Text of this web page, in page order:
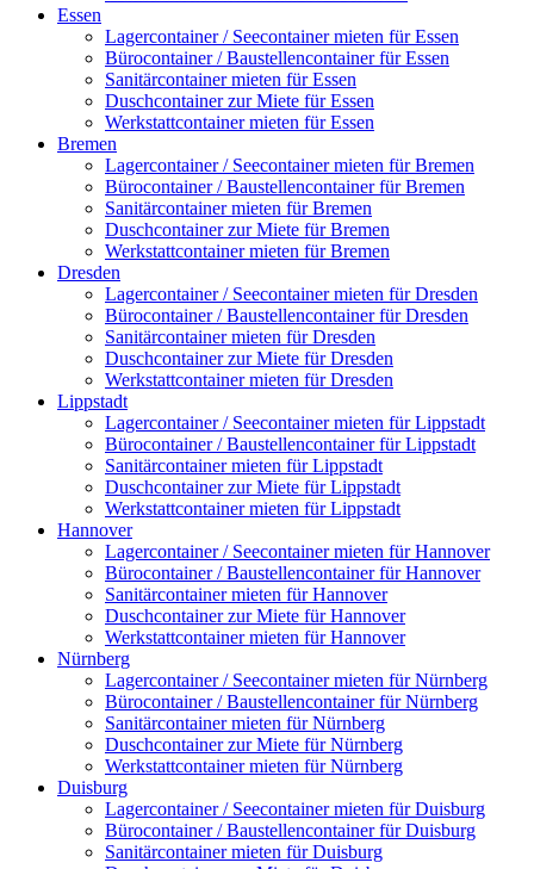
Essen
Lagercontainer / Seecontainer mieten für Essen
Bürocontainer / Baustellencontainer für Essen
Sanitärcontainer mieten für Essen
Duschcontainer zur Miete für Essen
Werkstattcontainer mieten für Essen
Bremen
Lagercontainer / Seecontainer mieten für Bremen
Bürocontainer / Baustellencontainer für Bremen
Sanitärcontainer mieten für Bremen
Duschcontainer zur Miete für Bremen
Werkstattcontainer mieten für Bremen
Dresden
Lagercontainer / Seecontainer mieten für Dresden
Bürocontainer / Baustellencontainer für Dresden
Sanitärcontainer mieten für Dresden
Duschcontainer zur Miete für Dresden
Werkstattcontainer mieten für Dresden
Lippstadt
Lagercontainer / Seecontainer mieten für Lippstadt
Bürocontainer / Baustellencontainer für Lippstadt
Sanitärcontainer mieten für Lippstadt
Duschcontainer zur Miete für Lippstadt
Werkstattcontainer mieten für Lippstadt
Hannover
Lagercontainer / Seecontainer mieten für Hannover
Bürocontainer / Baustellencontainer für Hannover
Sanitärcontainer mieten für Hannover
Duschcontainer zur Miete für Hannover
Werkstattcontainer mieten für Hannover
Nürnberg
Lagercontainer / Seecontainer mieten für Nürnberg
Bürocontainer / Baustellencontainer für Nürnberg
Sanitärcontainer mieten für Nürnberg
Duschcontainer zur Miete für Nürnberg
Werkstattcontainer mieten für Nürnberg
Duisburg
Lagercontainer / Seecontainer mieten für Duisburg
Bürocontainer / Baustellencontainer für Duisburg
Sanitärcontainer mieten für Duisburg